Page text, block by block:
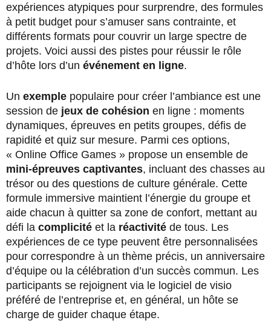
expériences atypiques pour surprendre, des formules
à petit budget pour s’amuser sans contrainte, et
différents formats pour couvrir un large spectre de
projets. Voici aussi des pistes pour réussir le rôle
d’hôte lors d’un événement en ligne.
Un exemple populaire pour créer l’ambiance est une
session de jeux de cohésion en ligne : moments
dynamiques, épreuves en petits groupes, défis de
rapidité et quiz sur mesure. Parmi ces options,
« Online Office Games » propose un ensemble de
mini-épreuves captivantes, incluant des chasses au
trésor ou des questions de culture générale. Cette
formule immersive maintient l’énergie du groupe et
aide chacun à quitter sa zone de confort, mettant au
défi la complicité et la réactivité de tous. Les
expériences de ce type peuvent être personnalisées
pour correspondre à un thème précis, un anniversaire
d’équipe ou la célébration d’un succès commun. Les
participants se rejoignent via le logiciel de visio
préféré de l’entreprise et, en général, un hôte se
charge de guider chaque étape.